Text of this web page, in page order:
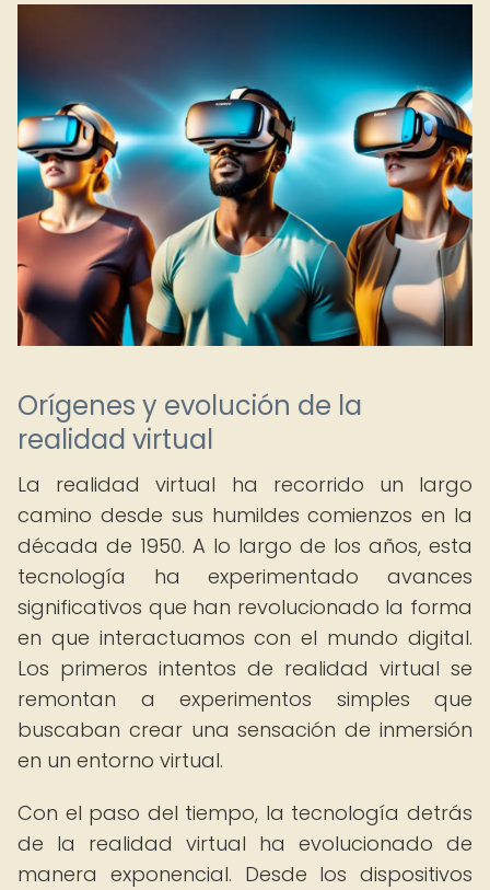
Orígenes y evolución de la
realidad virtual
La realidad virtual ha recorrido un largo
camino desde sus humildes comienzos en la
década de 1950. A lo largo de los años, esta
tecnología ha experimentado avances
significativos que han revolucionado la forma
en que interactuamos con el mundo digital.
Los primeros intentos de realidad virtual se
remontan a experimentos simples que
buscaban crear una sensación de inmersión
en un entorno virtual.
Con el paso del tiempo, la tecnología detrás
de la realidad virtual ha evolucionado de
manera exponencial. Desde los dispositivos